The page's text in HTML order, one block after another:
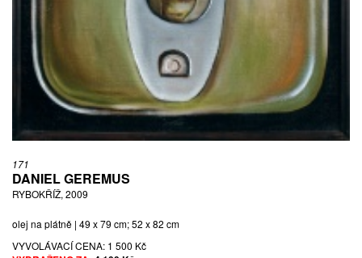
171
DANIEL GEREMUS
RYBOKŘÍŽ, 2009
olej na plátně | 49 x 79 cm; 52 x 82 cm
VYVOLÁVACÍ CENA: 1 500 Kč